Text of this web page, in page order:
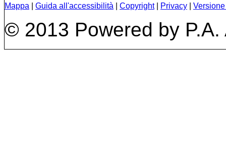
Mappa Guida all'accessibilità Copyright| Privacy
© 2013 Powered by